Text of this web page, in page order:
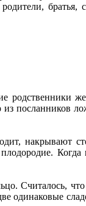
родственники
посланников
накрывают
Считалось,
одинаковые